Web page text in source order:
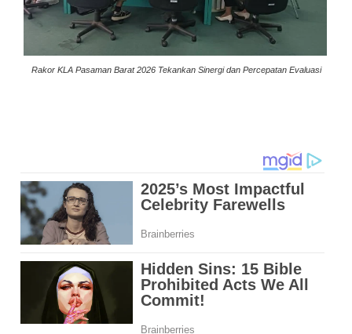
Rakor KLA Pasaman Barat 2026 Tekankan Sinergi dan Percepatan Evaluasi